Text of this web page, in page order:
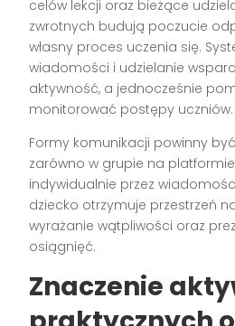
celów lekcji oraz bieżące
zwrotnych budują poczucie
własny proces uczenia się.
wiadomości i udzielanie
aktywność, a jednocześnie
monitorować postępy uczniów.
Formy komunikacji powinny
zarówno w grupie na
indywidualnie przez
dziecko otrzymuje przestrzeń
wyrażanie wątpliwości oraz
osiągnięć.
Znaczenie